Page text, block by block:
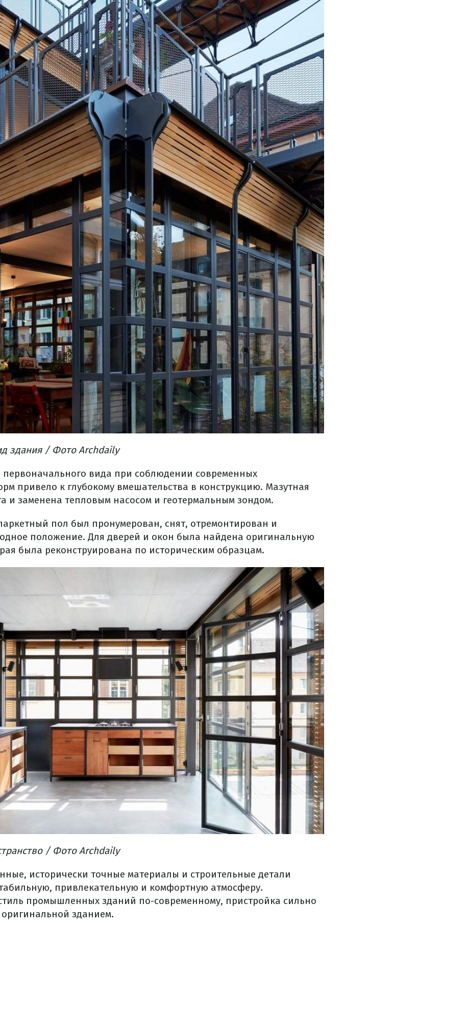
здания/ Фото Аrchdaily
первоначального вида при соблюдении современных
привело к глубокому вмешательства в конструкцию. Мазутная
и заменена тепловым насосом и геотермальным зондом.
пол был пронумерован, снят, отремонтирован и
положение. Для дверей и окон была найдена оригинальную
была реконструирована по историческим образцам.
/ Фото Аrchdaily
исторически точные материалы и строительные детали
привлекательную и комфортную атмосферу.
промышленных зданий по-современному, пристройка сильно
оригинальной зданием.